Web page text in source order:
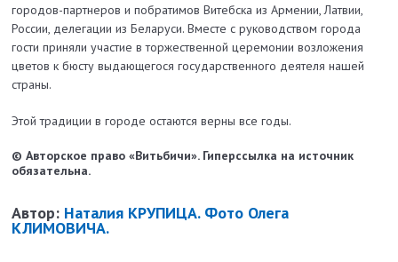
городов-партнеров и побратимов Витебска из Армении, Латвии,
России, делегации из Беларуси. Вместе с руководством города
гости приняли участие в торжественной церемонии возложения
цветов к бюсту выдающегося государственного деятеля нашей
страны.
Этой традиции в городе остаются верны все годы.
© Авторское право «Витьбичи». Гиперссылка на источник
обязательна.
Автор: Наталия КРУПИЦА. Фото Олега
КЛИМОВИЧА.